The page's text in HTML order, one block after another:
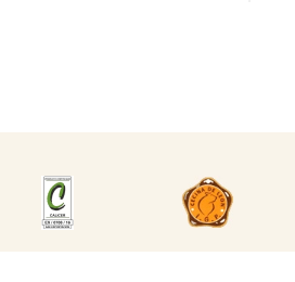
DESCARGAR DESCARGAR